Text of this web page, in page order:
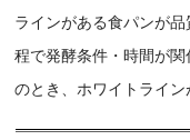
ラインがある食パンが
程で発酵条件・時間が
のとき、ホワイトライン